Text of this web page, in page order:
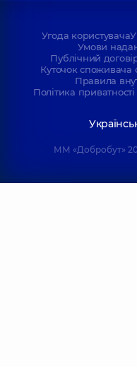
Угода користувача
Умови
Публічний
Куточок споживача
Правила
Політика
ММ «Добробут»